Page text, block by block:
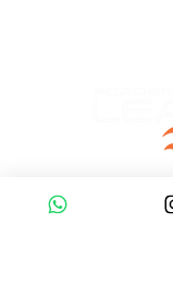
R. José